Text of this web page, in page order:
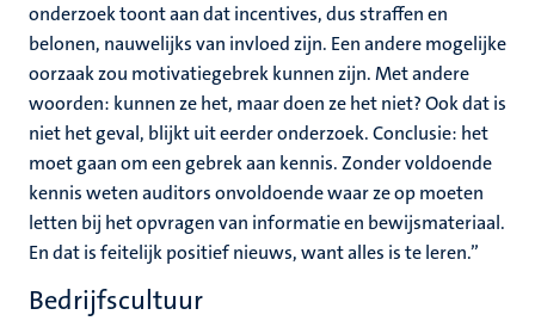
onderzoek toont aan dat incentives, dus straffen en
belonen, nauwelijks van invloed zijn. Een andere mogelijke
oorzaak zou motivatiegebrek kunnen zijn. Met andere
woorden: kunnen ze het, maar doen ze het niet? Ook dat is
niet het geval, blijkt uit eerder onderzoek. Conclusie: het
moet gaan om een gebrek aan kennis. Zonder voldoende
kennis weten auditors onvoldoende waar ze op moeten
letten bij het opvragen van informatie en bewijsmateriaal.
En dat is feitelijk positief nieuws, want alles is te leren.”
Bedrijfscultuur